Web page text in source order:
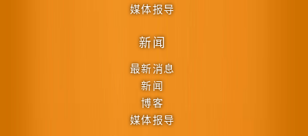
媒体报导
新闻
最新消息
新闻
博客
媒体报导